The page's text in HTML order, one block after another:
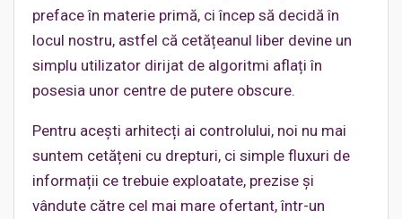
preface în materie primă, ci încep să decidă în
locul nostru, astfel că cetățeanul liber devine un
simplu utilizator dirijat de algoritmi aflați în
posesia unor centre de putere obscure.
Pentru acești arhitecți ai controlului, noi nu mai
suntem cetățeni cu drepturi, ci simple fluxuri de
informații ce trebuie exploatate, prezise și
vândute către cel mai mare ofertant, într-un